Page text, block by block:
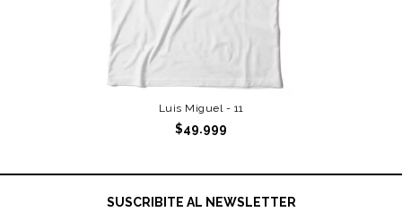
Luis Miguel - 11
$49.999
SUSCRIBITE AL NEWSLETTER